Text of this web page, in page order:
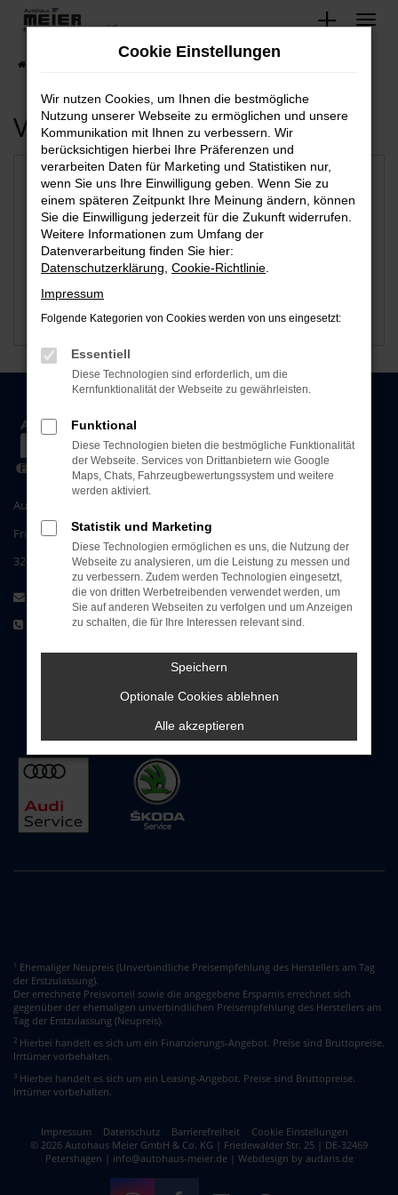
Zum
springen
Verfügbare Marken
Audi VW
Autohaus Meier GmbH & Co. KG
Friedewalder Straße 25
32469 Petershagen
info@autohaus-meier.de
+49 5704 / 17 90-0
1 Ehemaliger Neupreis (Unverbindliche Preisempfehlung des Herstellers am Tag
der Erstzulassung).
Der errechnete Preisvorteil sowie die angegebene Ersparnis errechnet sich
gegenüber der ehemaligen unverbindlichen Preisempfehlung des Herstellers am
Tag der Erstzulassung (Neupreis).
2 Hierbei handelt es sich um ein Finanzierungs-Angebot. Preise sind Bruttopreise.
Irrtümer vorbehalten.
3 Hierbei handelt es sich um ein Leasing-Angebot. Preise sind Bruttopreise.
Irrtümer vorbehalten.
Impressum Datenschutz Barrierefreiheit
Cookie Einstellungen
© 2026 Autohaus Meier GmbH & Co. KG | Friedewalder Str. 25 | DE-32469
Petershagen | info@autohaus-meier.de | Webdesign by audaris.de
Cookie Einstellungen
Wir nutzen Cookies, um Ihnen die bestmögliche
Nutzung unserer Webseite zu ermöglichen und unsere
Kommunikation mit Ihnen zu verbessern. Wir
berücksichtigen hierbei Ihre Präferenzen und
verarbeiten Daten für Marketing und Statistiken nur,
wenn Sie uns Ihre Einwilligung geben. Wenn Sie zu
einem späteren Zeitpunkt Ihre Meinung ändern, können
Sie die Einwilligung jederzeit für die Zukunft widerrufen.
Weitere Informationen zum Umfang der
Datenverarbeitung finden Sie hier:
Datenschutzerklärung Cookie-Richtlinie
Impressum
Folgende Kategorien von Cookies werden von uns eingesetzt:
Essentiell
Diese Technologien sind erforderlich, um die
Kernfunktionalität der Webseite zu gewährleisten.
Funktional
Diese Technologien bieten die bestmögliche Funktionalität
der Webseite. Services von Drittanbietern wie Google
Maps, Chats, Fahrzeugbewertungssystem und weitere
werden aktiviert.
Statistik und Marketing
Diese Technologien ermöglichen es uns, die Nutzung der
Webseite zu analysieren, um die Leistung zu messen und
zu verbessern. Zudem werden Technologien eingesetzt,
die von dritten Werbetreibenden verwendet werden, um
Sie auf anderen Webseiten zu verfolgen und um Anzeigen
zu schalten, die für Ihre Interessen relevant sind.
Speichern
Optionale Cookies ablehnen
Alle akzeptieren